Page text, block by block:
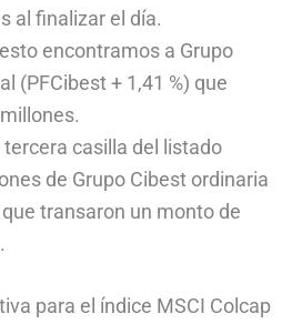
al finalizar el día.
encontramos a Grupo
(PFCibest + 1,41 %) que
casilla del listado
de Grupo Cibest ordinaria
transaron un monto de
para el índice MSCI Colcap